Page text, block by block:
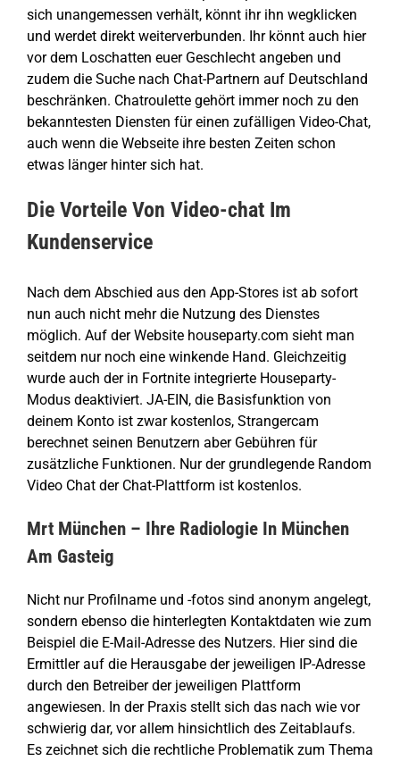
sich unangemessen verhält, könnt ihr ihn wegklicken
und werdet direkt weiterverbunden. Ihr könnt auch hier
vor dem Loschatten euer Geschlecht angeben und
zudem die Suche nach Chat-Partnern auf Deutschland
beschränken. Chatroulette gehört immer noch zu den
bekanntesten Diensten für einen zufälligen Video-Chat,
auch wenn die Webseite ihre besten Zeiten schon
etwas länger hinter sich hat.
Die Vorteile Von Video-chat Im
Kundenservice
Nach dem Abschied aus den App-Stores ist ab sofort
nun auch nicht mehr die Nutzung des Dienstes
möglich. Auf der Website houseparty.com sieht man
seitdem nur noch eine winkende Hand. Gleichzeitig
wurde auch der in Fortnite integrierte Houseparty-
Modus deaktiviert. JA-EIN, die Basisfunktion von
deinem Konto ist zwar kostenlos, Strangercam
berechnet seinen Benutzern aber Gebühren für
zusätzliche Funktionen. Nur der grundlegende Random
Video Chat der Chat-Plattform ist kostenlos.
Mrt München – Ihre Radiologie In München
Am Gasteig
Nicht nur Profilname und -fotos sind anonym angelegt,
sondern ebenso die hinterlegten Kontaktdaten wie zum
Beispiel die E-Mail-Adresse des Nutzers. Hier sind die
Ermittler auf die Herausgabe der jeweiligen IP-Adresse
durch den Betreiber der jeweiligen Plattform
angewiesen. In der Praxis stellt sich das nach wie vor
schwierig dar, vor allem hinsichtlich des Zeitablaufs.
Es zeichnet sich die rechtliche Problematik zum Thema